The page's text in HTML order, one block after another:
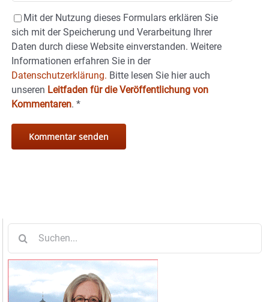
Mit der Nutzung dieses Formulars erklären Sie
sich mit der Speicherung und Verarbeitung Ihrer
Daten durch diese Website einverstanden. Weitere
Informationen erfahren Sie in der
Datenschutzerklärung. Bitte lesen Sie hier auch
unseren Leitfaden für die Veröffentlichung von
Kommentaren. *
nach: